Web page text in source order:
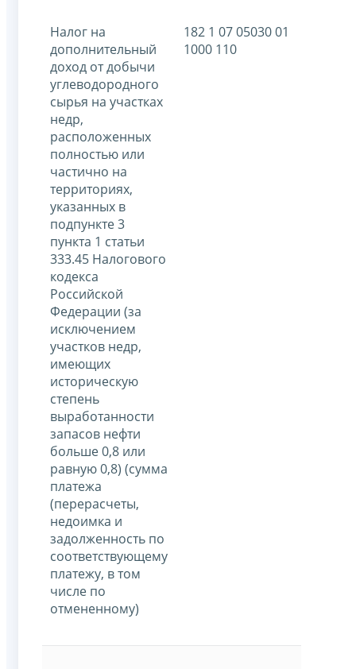
Налог на
дополнительный
доход от добычи
углеводородного
сырья на участках
недр,
расположенных
полностью или
частично на
территориях,
указанных в
подпункте 3
пункта 1 статьи
333.45 Налогового
кодекса
Российской
Федерации (за
исключением
участков недр,
имеющих
историческую
степень
выработанности
запасов нефти
больше 0,8 или
равную 0,8) (сумма
платежа
(перерасчеты,
недоимка и
задолженность по
соответствующему
платежу, в том
числе по
отмененному)
182 1 07 05030 01
1000 110